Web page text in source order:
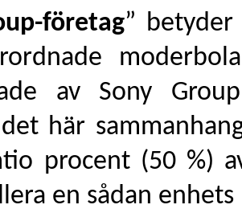
företag” betyder
av Sony
här
procent (50 %)
en sådan